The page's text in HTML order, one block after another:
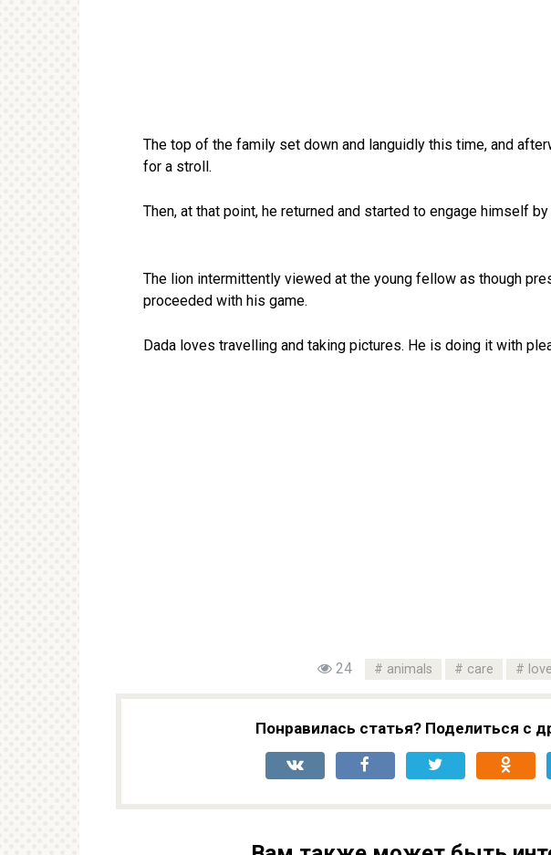
The top of the family set down and languidly this time, and
for a stroll.
Then, at that point, he returned and started to engage himself
The lion intermittently viewed at the young fellow as though
proceeded with his game.
Dada loves travelling and taking pictures. He is doing it with
24 animals care love
Понравилась статья? Поделиться с